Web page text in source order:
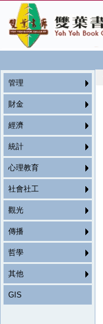
管理
財金
經濟
統計
心理教育
社會社工
觀光
傳播
哲學
其他
GIS